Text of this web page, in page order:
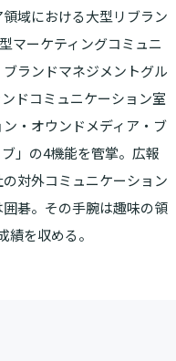
域における大型リブラン
マーケティングコミュニ
ランドマネジメントグル
ドコミュニケーション室
・オウンドメディア・ブ
」の4機能を管掌。広報
対外コミュニケーション
碁。その手腕は趣味の領
を収める。